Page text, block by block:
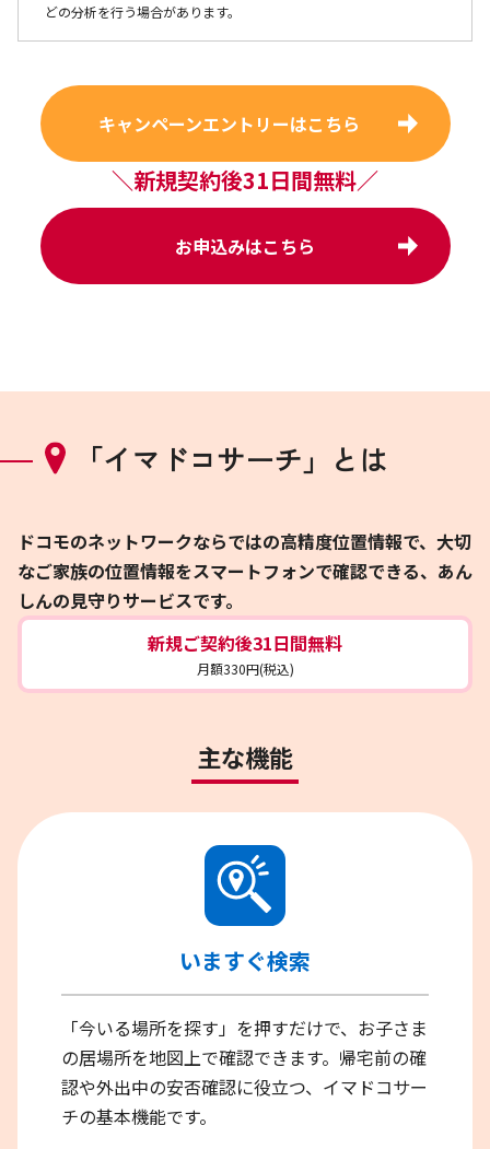
どの分析を行う場合があります。
キャンペーンエントリーはこちら
＼新規契約後31日間無料／
お申込みはこちら
「イマドコサーチ」 とは
ドコモのネットワークならではの高精度位置情報で、大切
なご家族の位置情報をスマートフォンで確認できる、あん
しんの見守りサービスです。
新規ご契約後31日間無料
月額330円(税込)
主な機能
いますぐ検索
「今いる場所を探す」を押すだけで、お子さま
の居場所を地図上で確認できます。帰宅前の確
認や外出中の安否確認に役立つ、イマドコサー
チの基本機能です。